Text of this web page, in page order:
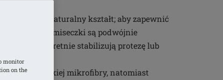
im ładny, naturalny kształt; aby zapewnić
rozmiarach miseczki są podwójnie
dyskretnie stabilizują protezę lub
z miękkiej mikrofibry, natomiast
monitor
on the